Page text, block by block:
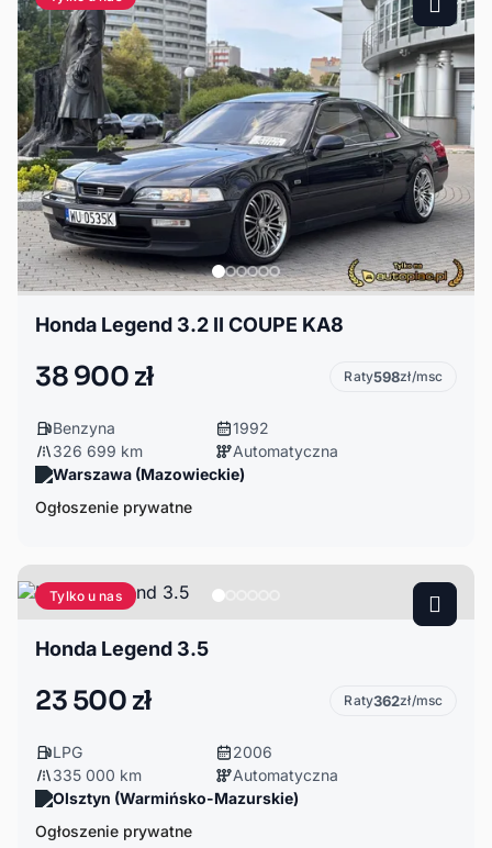
Honda Legend 3.2 II COUPE KA8
38 900 zł Raty598zł/msc
Benzyna
1992
326 699 km
Automatyczna
Warszawa (Mazowieckie)
Ogłoszenie prywatne
Tylko u nas
Honda Legend 3.5
23 500 zł Raty362zł/msc
LPG
2006
335 000 km
Automatyczna
Olsztyn (Warmińsko-Mazurskie)
Ogłoszenie prywatne